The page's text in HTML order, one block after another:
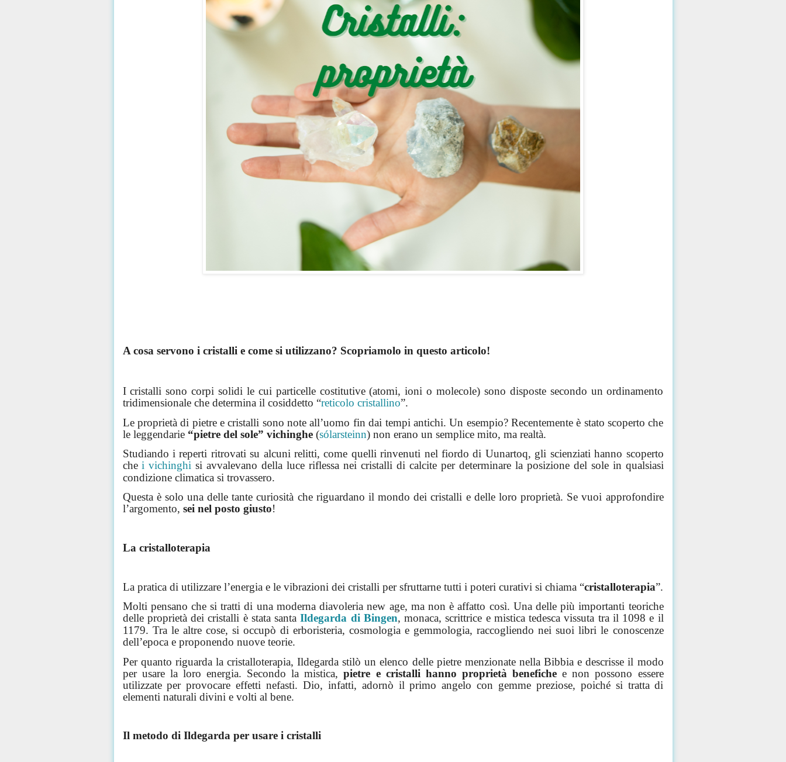
A cosa servono i cristalli e come si utilizzano? Scopriamolo in questo articolo!
I cristalli sono corpi solidi le cui particelle costitutive (atomi, ioni o molecole) sono disposte secondo un ordinamento
tridimensionale che determina il cosiddetto “reticolo cristallino”.
Le proprietà di pietre e cristalli sono note all’uomo fin dai tempi antichi. Un esempio? Recentemente è stato scoperto che
le leggendarie “pietre del sole” vichinghe(sólarsteinn) non erano un semplice mito, ma realtà.
Studiando i reperti ritrovati su alcuni relitti, come quelli rinvenuti nel fiordo di Uunartoq, gli scienziati hanno scoperto
chei vichinghi si avvalevano della luce riflessa nei cristalli di calcite per determinare la posizione del sole in qualsiasi
condizione climatica si trovassero.
Questa è solo una delle tante curiosità che riguardano il mondo dei cristalli e delle loro proprietà. Se vuoi approfondire
l’argomento, sei nel posto giusto!
La cristalloterapia
La pratica di utilizzare l’energia e le vibrazioni dei cristalli per sfruttarne tutti i poteri curativi si chiama “cristalloterapia”.
Molti pensano che si tratti di una moderna diavoleria new age, ma non è affatto così. Una delle più importanti teoriche
delle proprietà dei cristalli è stata santaIldegarda di Bingen, monaca, scrittrice e mistica tedesca vissuta tra il 1098 e il
1179. Tra le altre cose, si occupò di erboristeria, cosmologia e gemmologia, raccogliendo nei suoi libri le conoscenze
dell’epoca e proponendo nuove teorie.
Per quanto riguarda la cristalloterapia, Ildegarda stilò un elenco delle pietre menzionate nella Bibbia e descrisse il modo
per usare la loro energia. Secondo la mistica,pietre e cristalli hanno proprietà benefiche e non possono essere
utilizzate per provocare effetti nefasti. Dio, infatti, adornò il primo angelo con gemme preziose, poiché si tratta di
elementi naturali divini e volti al bene.
Il metodo di Ildegarda per usare i cristalli